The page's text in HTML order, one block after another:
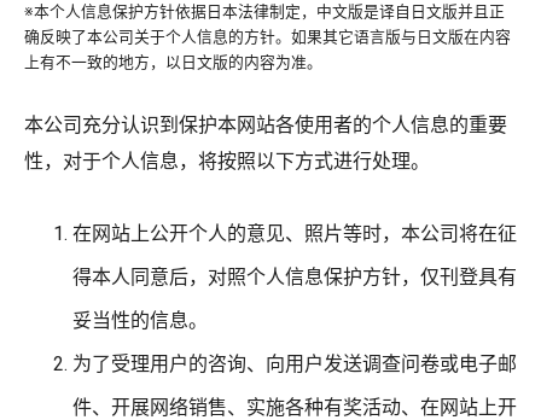
※本个人信息保护方针依据日本法律制定，中文版是译自日文版并且正
确反映了本公司关于个人信息的方针。如果其它语言版与日文版在内容
上有不一致的地方，以日文版的内容为准。
本公司充分认识到保护本网站各使用者的个人信息的重要
性，对于个人信息，将按照以下方式进行处理。
在网站上公开个人的意见、照片等时，本公司将在征
得本人同意后，对照个人信息保护方针，仅刊登具有
妥当性的信息。
为了受理用户的咨询、向用户发送调查问卷或电子邮
件、开展网络销售、实施各种有奖活动、在网站上开